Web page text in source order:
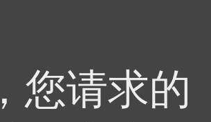
您请求的